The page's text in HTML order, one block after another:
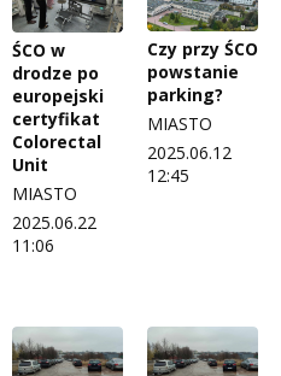
ŚCO w
drodze po
europejski
certyfikat
Colorectal
Unit
MIASTO
2025.06.22
11:06
Czy przy ŚCO
powstanie
parking?
MIASTO
2025.06.12
12:45